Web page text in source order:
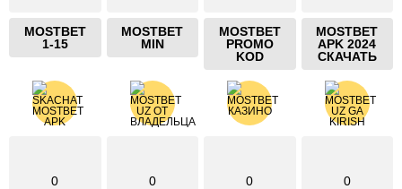
MOSTBET
1-15
MOSTBET
MIN
MOSTBET
PROMO
KOD
MOSTBET
APK 2024
СКАЧАТЬ
0 0 0 0